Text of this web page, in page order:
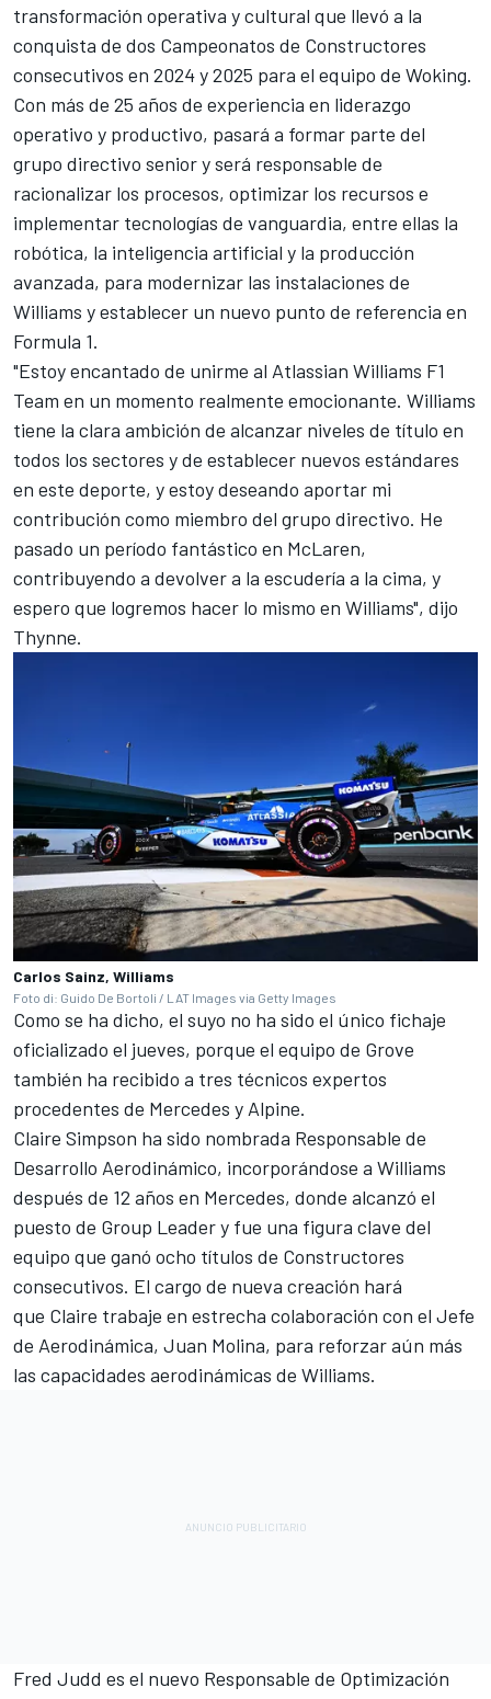
transformación operativa y cultural que llevó a la
conquista de dos Campeonatos de Constructores
consecutivos en 2024 y 2025 para el equipo de Woking.
Con más de 25 años de experiencia en liderazgo
operativo y productivo, pasará a formar parte del
grupo directivo senior y será responsable de
racionalizar los procesos, optimizar los recursos e
implementar tecnologías de vanguardia, entre ellas la
robótica, la inteligencia artificial y la producción
avanzada, para modernizar las instalaciones de
Williams y establecer un nuevo punto de referencia en
Formula 1.
"Estoy encantado de unirme al Atlassian Williams F1
Team en un momento realmente emocionante. Williams
tiene la clara ambición de alcanzar niveles de título en
todos los sectores y de establecer nuevos estándares
en este deporte, y estoy deseando aportar mi
contribución como miembro del grupo directivo. He
pasado un período fantástico en McLaren,
contribuyendo a devolver a la escudería a la cima, y
espero que logremos hacer lo mismo en Williams", dijo
Thynne.
Carlos Sainz, Williams
Foto di: Guido De Bortoli / LAT Images via Getty Images
Como se ha dicho, el suyo no ha sido el único fichaje
oficializado el jueves, porque el equipo de Grove
también ha recibido a tres técnicos expertos
procedentes de Mercedes y Alpine.
Claire Simpson ha sido nombrada Responsable de
Desarrollo Aerodinámico, incorporándose a Williams
después de 12 años en Mercedes, donde alcanzó el
puesto de Group Leader y fue una figura clave del
equipo que ganó ocho títulos de Constructores
consecutivos. El cargo de nueva creación hará
que Claire trabaje en estrecha colaboración con el Jefe
de Aerodinámica, Juan Molina, para reforzar aún más
las capacidades aerodinámicas de Williams.
Fred Judd es el nuevo Responsable de Optimización